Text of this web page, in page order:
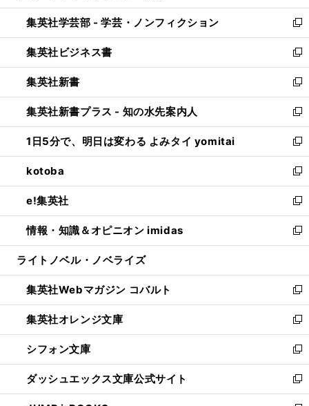
開
く
ウ
で
開
く
ン
ド
ウ
で
開
く
ウ
ィ
ン
ド
ウ
で
開
く
集英社学芸部 - 学芸・ノンフィクション
新
し
い
ウ
ィ
ン
ド
ウ
で
開
く
集英社ビジネス書
新
し
い
ウ
ィ
ン
ド
ウ
で
開
く
集英社新書
新
し
い
ウ
ィ
ン
ド
ウ
で
開
く
集英社新書プラス - 知の水先案内人
新
し
い
ウ
ィ
ン
ド
ウ
で
開
1日5分で、明日は変わる よみタイ yomitai
新
し
い
ウ
ィ
ン
ド
ウ
開
く
kotoba
新
し
い
ウ
ィ
ン
ウ
で
開
く
e!集英社
新
し
い
ウ
ン
ド
ウ
で
開
く
情報・知識＆オピニオン imidas
新
し
ウ
ィ
ン
ド
ウ
で
開
く
ライトノベル・ノベライズ
集英社Webマガジン コバルト
新
し
い
ウ
ィ
ン
ド
ウ
集英社オレンジ文庫
新
し
い
ウ
ィ
ン
シフォン文庫
新
し
い
ウ
ダッシュエックス文庫公式サイト
新
し